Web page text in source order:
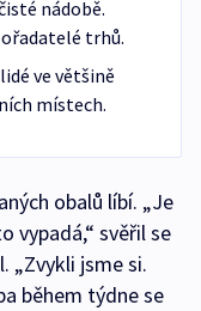
nádobě.
trhů.
ve většině
místech.
obalů líbí. „Je
vypadá,“ svěřil se
„Zvykli jsme si.
během týdne se